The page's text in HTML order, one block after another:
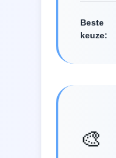
Beste
keuze:
🎨